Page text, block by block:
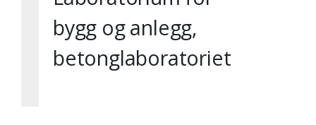
bygg og anlegg,
betonglaboratoriet